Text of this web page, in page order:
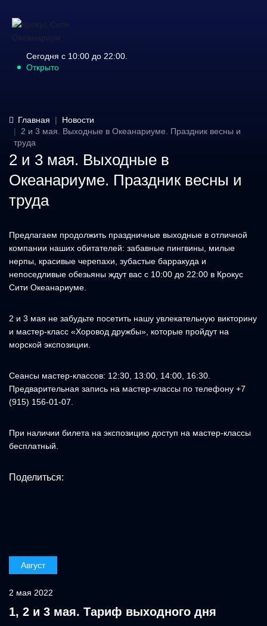
Сегодня с 10:00 до 22:00.
Открыто
Главная
Новости
2 и 3 мая. Выходные в Океанариуме. Праздник весны и
труда
2 и 3 мая. Выходные в
Океанариуме. Праздник весны и
труда
Предлагаем продолжить праздничные выходные в отличной
компании наших обитателей: забавные пингвины, милые
нерпы, красивые черепахи, зубастые барракуда и
непоседливые обезьяны ждут вас с 10:00 до 22:00 в Крокус
Сити Океанариуме.
2 и 3 мая не забудьте посетить нашу увлекательную викторину
и мастер-класс «Хоровод дружбы», которые пройдут на
морской экспозиции.
Сеансы мастер-классов: 12:30, 13:00, 14:00, 16:30.
Предварительная запись на мастер-классы по телефону +7
(915) 156-01-07.
При наличии билета на экспозицию доступ на мастер-классы
бесплатный.
Поделиться:
Август
2 мая 2022
1, 2 и 3 мая. Тариф выходного дня